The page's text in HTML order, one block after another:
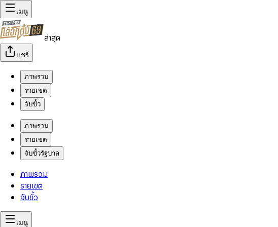
เมนู
ล่าสุด
แชร์
ภาพรวม
รายเขต
จับขั้ว
ภาพรวม
รายเขต
จับขั้วรัฐบาล
ภาพรวม
รายเขต
จับขั้ว
เมนู